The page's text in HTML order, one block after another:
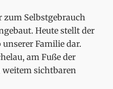
zum Selbstgebrauch
Heute stellt der
Familie dar.
am Fuße der
weitem sichtbaren